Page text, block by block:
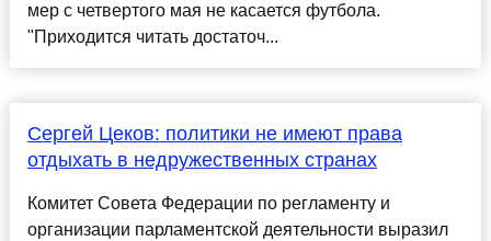
мер с четвертого мая не касается футбола.
"Приходится читать достаточ...
Сергей Цеков: политики не имеют права
отдыхать в недружественных странах
Комитет Совета Федерации по регламенту и
организации парламентской деятельности выразил